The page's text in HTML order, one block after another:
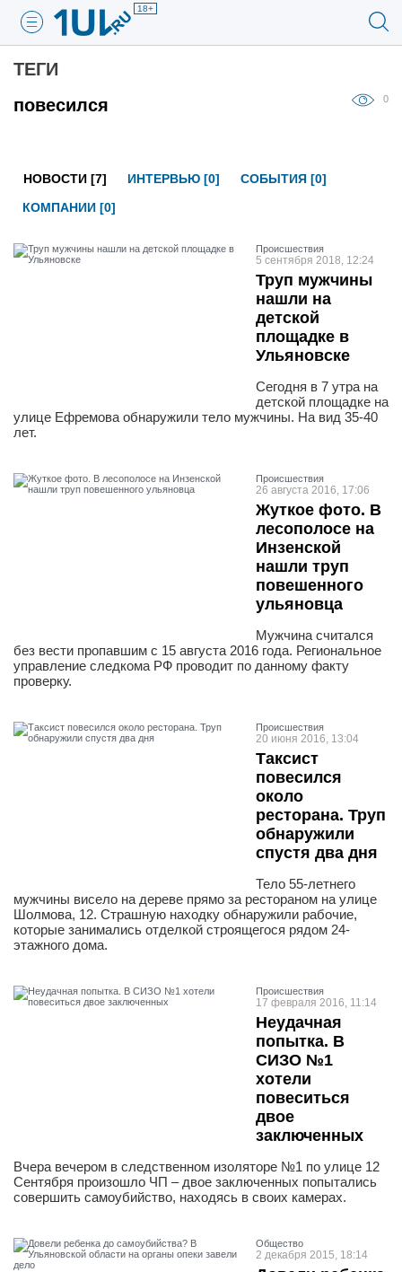
18+
ТЕГИ
повесился
0
НОВОСТИ [7] ИНТЕРВЬЮ [0]
СОБЫТИЯ [0]
КОМПАНИИ [0]
Проиcшествия
5 сентября 2018, 12:24
Труп мужчины
нашли на
детской
площадке в
Ульяновске
Сегодня в 7 утра на
детской площадке на
улице Ефремова обнаружили тело мужчины. На вид 35-40
лет.
Проиcшествия
26 августа 2016, 17:06
Жуткое фото. В
лесополосе на
Инзенской
нашли труп
повешенного
ульяновца
Мужчина считался
без вести пропавшим с 15 августа 2016 года. Региональное
управление следкома РФ проводит по данному факту
проверку.
Проиcшествия
20 июня 2016, 13:04
Таксист
повесился
около
ресторана. Труп
обнаружили
спустя два дня
Тело 55-летнего
мужчины висело на дереве прямо за рестораном на улице
Шолмова, 12. Страшную находку обнаружили рабочие,
которые занимались отделкой строящегося рядом 24-
этажного дома.
Проиcшествия
17 февраля 2016, 11:14
Неудачная
попытка. В
СИЗО №1
хотели
повеситься
двое
заключенных
Вчера вечером в следственном изоляторе №1 по улице 12
Сентября произошло ЧП – двое заключенных попытались
совершить самоубийство, находясь в своих камерах.
Общество
2 декабря 2015, 18:14